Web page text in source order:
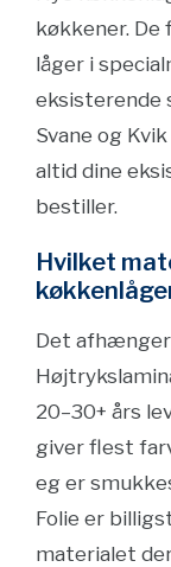
køkkener.
låger i
eksisterende
Svane og
altid dine
bestiller.
Hvilket
Det
20–30+ års
giver flest
eg er
Folie er
materialet